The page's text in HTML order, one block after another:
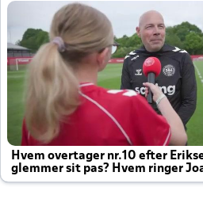
Hvem overtager nr.10 efter
glemmer sit pas? Hvem ringer
altid til efter kampe?